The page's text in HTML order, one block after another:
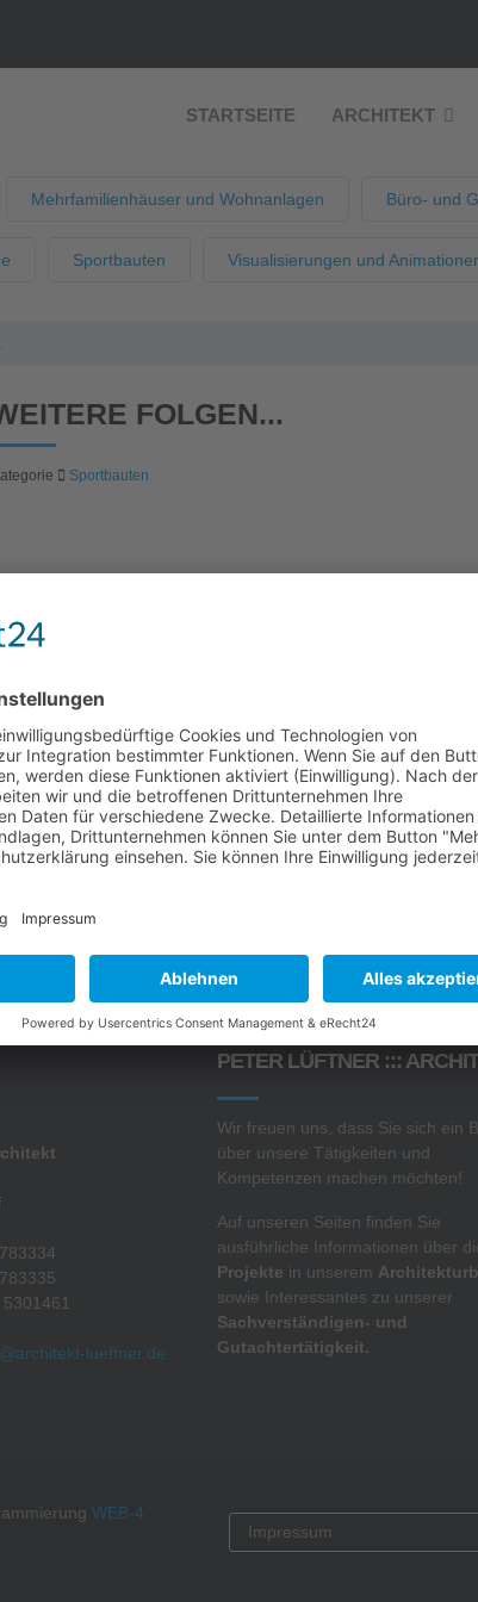
STARTSEITE ARCHITEKT
Mehrfamilienhäuser und Wohnanlagen Büro- und
Sportbauten Visualisierungen und
FOLGEN...
Sportbauten
Ihre Bedürfnisse und auf die Wünsche
Sie den fachkundigen Rat eines
zu den üblichen Bürozeiten an.
lueftner.de
PETER LÜFTNER :::
Wir freuen uns, dass Sie sich ein
über unsere Tätigkeiten und
Kompetenzen machen möchten!
Auf unseren Seiten finden Sie
ausführliche Informationen über
Projekte in unserem
sowie Interessantes zu unserer
Sachverständigen- und
Gutachtertätigkeit.
WEB-4
Impressum